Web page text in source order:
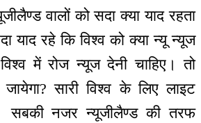
वालों को सदा क्या याद रहता
याद रहे कि विश्व को क्या न्यू न्यूज
में रोज न्यूज देनी चाहिए। तो
सारी विश्व के लिए लाइट
सबकी नजर न्यूजीलैण्ड की तरफ